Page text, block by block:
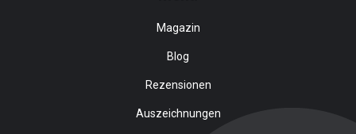
Magazin
Blog
Rezensionen
Auszeichnungen